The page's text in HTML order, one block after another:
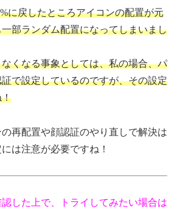
に戻したところアイコンの配置が元
部ランダム配置になってしまいまし
くなる事象としては、私の場合、パ
で設定しているのですが、その設定
！
再配置や顔認証のやり直しで解決は
は注意が必要ですね！
認した上で、トライしてみたい場合は